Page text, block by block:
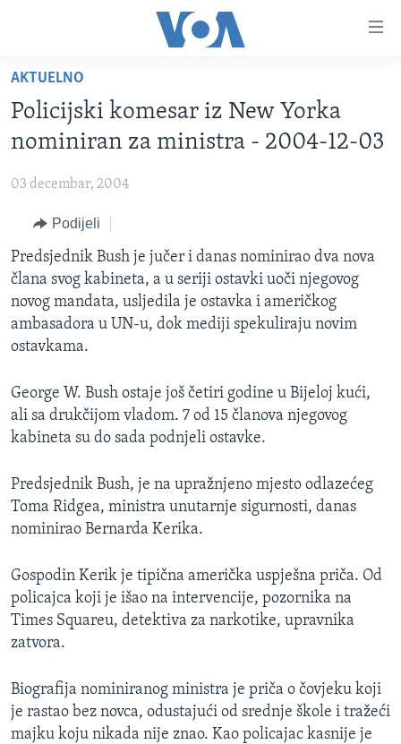
glavni
sadržaj
na
glavnu
pretragu
TV PROGRAM
VIJESTI
SJEDINJENE AMERIČKE DRŽAVE
BOSNA I HERCEGOVINA
SVIJET
NAUKA I TEHNOLOGIJA
SPECIJALNI PROJEKTI
KORUPCIJA
SLOBODA MEDIJA
ŽENSKA STRANA
IZBJEGLIČKA STRANA
MAGAZIN
Learning English
Jezici
AKTUELNO
Policijski komesar iz New Yorka
nominiran za ministra - 2004-12-03
03 decembar, 2004
Podijeli
Predsjednik Bush je jučer i danas nominirao dva nova
člana svog kabineta, a u seriji ostavki uoči njegovog
novog mandata, usljedila je ostavka i američkog
ambasadora u UN-u, dok mediji spekuliraju novim
ostavkama.
George W. Bush ostaje još četiri godine u Bijeloj kući,
ali sa drukčijom vladom. 7 od 15 članova njegovog
kabineta su do sada podnjeli ostavke.
Predsjednik Bush, je na upražnjeno mjesto odlazećeg
Toma Ridgea, ministra unutarnje sigurnosti, danas
nominirao Bernarda Kerika.
Gospodin Kerik je tipična američka uspješna priča. Od
policajca koji je išao na intervencije, pozornika na
Times Squareu, detektiva za narkotike, upravnika
zatvora.
Biografija nominiranog ministra je priča o čovjeku koji
je rastao bez novca, odustajući od srednje škole i tražeći
majku koju nikada nije znao. Kao policajac kasnije je